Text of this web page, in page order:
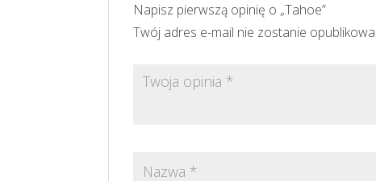
Napisz pierwszą opinię o „Tahoe”
Twój adres e-mail nie zostanie